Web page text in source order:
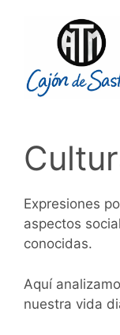
contenido
Expresiones
aspectos
conocidas.
Aquí
nuestra vida